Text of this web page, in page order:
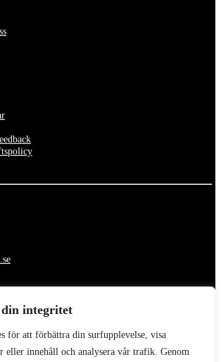
integritet
för att förbättra din surfupplevelse, visa
eller innehåll och analysera vår trafik. Genom